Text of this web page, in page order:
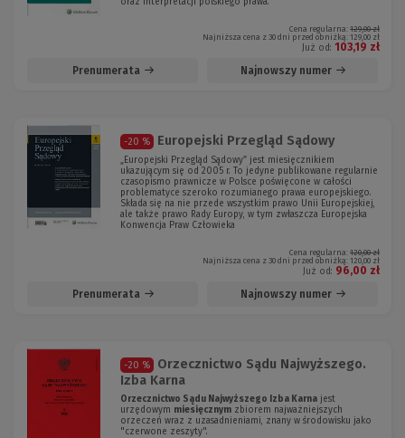
Cena regularna: 129,00 zł
Najniższa cena z 30 dni przed obniżką: 129,00 zł
Już od: 103,19 zł
Prenumerata
Najnowszy numer
-20 % Europejski Przegląd Sądowy
„Europejski Przegląd Sądowy” jest miesięcznikiem
ukazującym się od 2005 r. To jedyne publikowane regularnie
czasopismo prawnicze w Polsce poświęcone w całości
problematyce szeroko rozumianego prawa europejskiego.
Składa się na nie przede wszystkim prawo Unii Europejskiej,
ale także prawo Rady Europy, w tym zwłaszcza Europejska
Konwencja Praw Człowieka
Cena regularna: 120,00 zł
Najniższa cena z 30 dni przed obniżką: 120,00 zł
Już od: 96,00 zł
Prenumerata
Najnowszy numer
-20 %
Orzecznictwo Sądu Najwyższego.
Izba Karna
Orzecznictwo Sądu Najwyższego Izba Karna jest
urzędowym miesięcznym zbiorem najważniejszych
orzeczeń wraz z uzasadnieniami, znany w środowisku jako
"czerwone zeszyty".